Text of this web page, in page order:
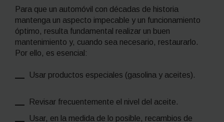
Para que un automóvil con décadas de historia
mantenga un aspecto impecable y un funcionamiento
óptimo, resulta fundamental realizar un buen
mantenimiento y, cuando sea necesario, restaurarlo.
Por ello, es esencial:
Usar productos especiales (gasolina y aceites).
Revisar frecuentemente el nivel del aceite.
Usar, en la medida de lo posible, recambios de